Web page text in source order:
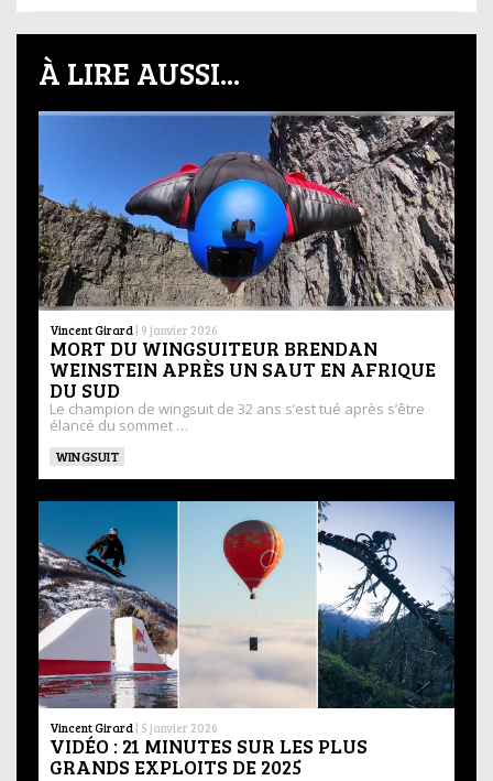
À LIRE AUSSI...
Vincent Girard | 9 janvier 2026
MORT DU WINGSUITEUR BRENDAN
WEINSTEIN APRÈS UN SAUT EN AFRIQUE
DU SUD
Le champion de wingsuit de 32 ans s’est tué après s’être
élancé du sommet …
WINGSUIT
Vincent Girard | 5 janvier 2026
VIDÉO : 21 MINUTES SUR LES PLUS
GRANDS EXPLOITS DE 2025